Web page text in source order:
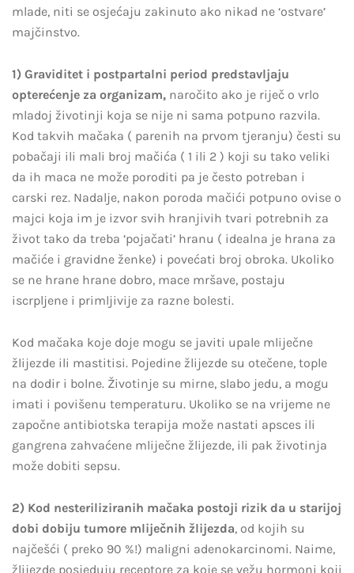
mlade, niti se osjećaju zakinuto ako nikad ne ‘ostvare’
majčinstvo.
1) Graviditet i postpartalni period predstavljaju
opterećenje za organizam, naročito ako je riječ o vrlo
mladoj životinji koja se nije ni sama potpuno razvila.
Kod takvih mačaka ( parenih na prvom tjeranju) česti su
pobačaji ili mali broj mačića ( 1 ili 2 ) koji su tako veliki
da ih maca ne može poroditi pa je često potreban i
carski rez. Nadalje, nakon poroda mačići potpuno ovise o
majci koja im je izvor svih hranjivih tvari potrebnih za
život tako da treba ‘pojačati’ hranu ( idealna je hrana za
mačiće i gravidne ženke) i povećati broj obroka. Ukoliko
se ne hrane hrane dobro, mace mršave, postaju
iscrpljene i primljivije za razne bolesti.
Kod mačaka koje doje mogu se javiti upale mliječne
žlijezde ili mastitisi. Pojedine žlijezde su otečene, tople
na dodir i bolne. Životinje su mirne, slabo jedu, a mogu
imati i povišenu temperaturu. Ukoliko se na vrijeme ne
započne antibiotska terapija može nastati apsces ili
gangrena zahvaćene mliječne žlijezde, ili pak životinja
može dobiti sepsu.
2) Kod nesteriliziranih mačaka postoji rizik da u starijoj
dobi dobiju tumore mliječnih žlijezda, od kojih su
najčešći ( preko 90 %!) maligni adenokarcinomi. Naime,
žlijezde posjeduju receptore za koje se vežu hormoni koji